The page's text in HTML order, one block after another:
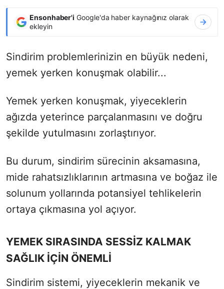
Ensonhaber'i Google'da haber kaynağınız olarak
ekleyin
Sindirim problemlerinizin en büyük nedeni,
yemek yerken konuşmak olabilir...
Yemek yerken konuşmak, yiyeceklerin
ağızda yeterince parçalanmasını ve doğru
şekilde yutulmasını zorlaştırıyor.
Bu durum, sindirim sürecinin aksamasına,
mide rahatsızlıklarının artmasına ve boğaz ile
solunum yollarında potansiyel tehlikelerin
ortaya çıkmasına yol açıyor.
YEMEK SIRASINDA SESSİZ KALMAK
SAĞLIK İÇİN ÖNEMLİ
Sindirim sistemi, yiyeceklerin mekanik ve